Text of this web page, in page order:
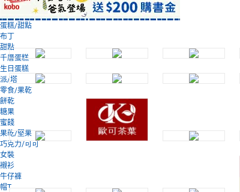
蛋糕/甜點
布丁
甜點
千層蛋糕
生日蛋糕
派/塔
零食/果乾
餅乾
糖果
蜜餞
果乾/堅果
巧克力/可可
女裝
襯衫
牛仔褲
帽T